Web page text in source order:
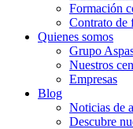
Formación
Contrato de
Quienes somos
Grupo
Nuestros
Empresas
Blog
Noticias de
Descubre